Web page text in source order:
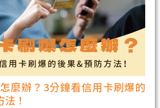
麼辦？3分鐘看信用卡刷爆的
！